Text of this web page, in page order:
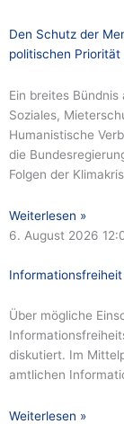
Den Schutz der
politischen Priorität
Ein breites
Soziales,
Humanistische
die
Folgen der
Weiterlesen »
6. August 2026
Über mögliche
diskutiert. Im
amtlichen
Weiterlesen »